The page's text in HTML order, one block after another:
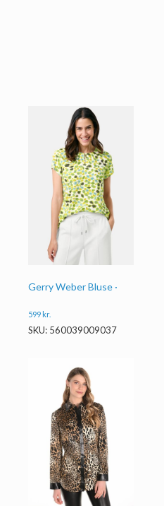
Gerry Weber Bluse ·
599kr.
SKU: 560039009037